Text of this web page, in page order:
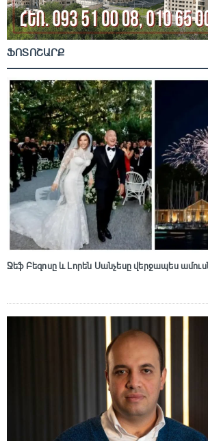
ՖՈՏՈՇԱՐՔ
Ջեֆ Բեզոսը և Լորեն Սանչեսը վերջապես